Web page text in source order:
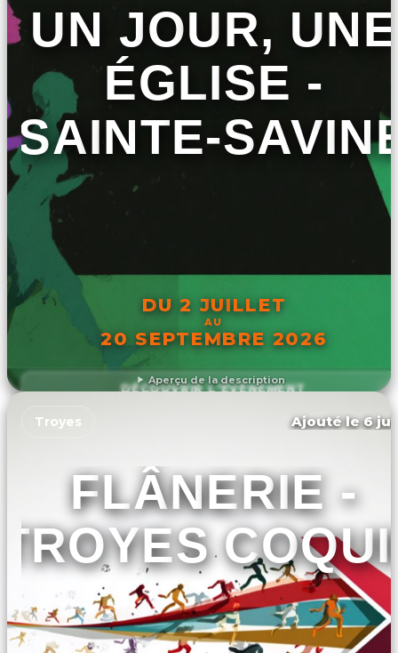
Aperçu de la description
UN JOUR, UNE
ÉGLISE -
SAINTE-
DU 2 JUILLET
AU
20 SEPTEMBRE 2026
DÉCOUVRIR L'ÉVÉNEMENT
Troyes Ajouté le 6
FLÂNERIE -
TROYES